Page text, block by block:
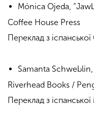
Mónica Ojeda,
Coffee House Press
Переклад з
Samanta
Riverhead Books /
Переклад з